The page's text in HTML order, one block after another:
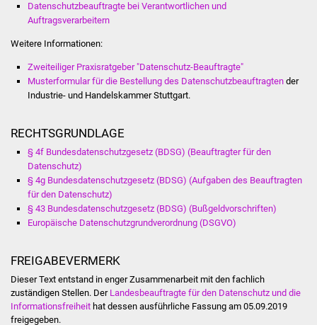
Zehntscheuer
Kulturhalle
Selbsteintrag Vereine
Beirat Süßener Vereine
Sportanlagen
Erlebnisregion
Schwäbischer Albtrauf
Datenschutzbeauftragte bei Verantwortlichen und
Auftragsverarbeitern
Weitere Informationen:
Zweiteiliger Praxisratgeber "Datenschutz-Beauftragte"
Musterformular für die Bestellung des Datenschutzbeauftragtender
Industrie- und Handelskammer Stuttgart.
RECHTSGRUNDLAGE
§ 4f Bundesdatenschutzgesetz (BDSG) (Beauftragter für den
Datenschutz)
§ 4g Bundesdatenschutzgesetz (BDSG) (Aufgaben des Beauftragten
für den Datenschutz)
§ 43 Bundesdatenschutzgesetz (BDSG) (Bußgeldvorschriften)
Europäische Datenschutzgrundverordnung (DSGVO)
FREIGABEVERMERK
Dieser Text entstand in enger Zusammenarbeit mit den fachlich
zuständigen Stellen. Der Landesbeauftragte für den Datenschutz und die
Informationsfreiheithat dessen ausführliche Fassung am 05.09.2019
freigegeben.